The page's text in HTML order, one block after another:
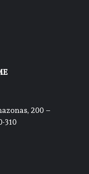
200 –
310